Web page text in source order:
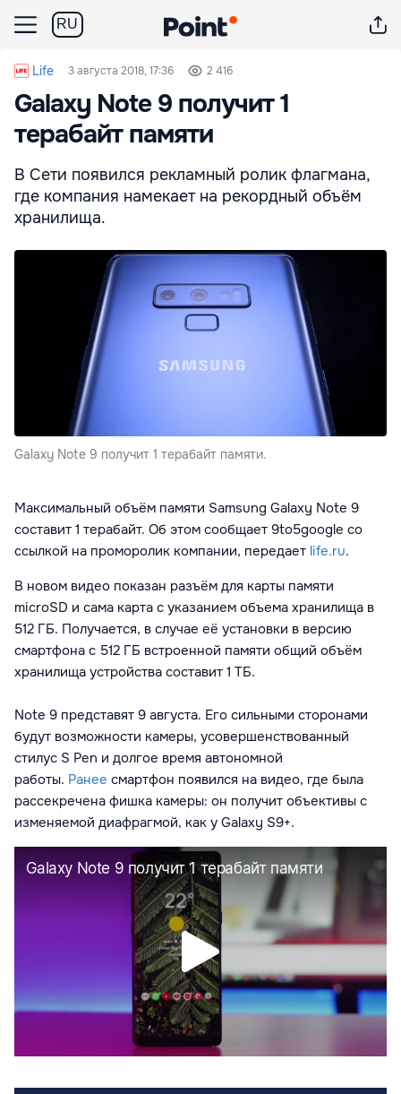
RU
Life 3 августа 2018, 17:36 2 416
Galaxy Note 9 получит 1
терабайт памяти
В Сети появился рекламный ролик флагмана,
где компания намекает на рекордный объём
хранилища.
Galaxy Note 9 получит 1 терабайт памяти.
Максимальный объём памяти Samsung Galaxy Note 9
составит 1 терабайт. Об этом сообщает 9to5google со
ссылкой на проморолик компании, передает life.ru.
В новом видео показан разъём для карты памяти
microSD и сама карта с указанием объема хранилища в
512 ГБ. Получается, в случае её установки в версию
смартфона с 512 ГБ встроенной памяти общий объём
хранилища устройства составит 1 ТБ.
Note 9 представят 9 августа. Его сильными сторонами
будут возможности камеры, усовершенствованный
стилус S Pen и долгое время автономной
работы. Ранее смартфон появился на видео, где была
рассекречена фишка камеры: он получит объективы с
изменяемой диафрагмой, как у Galaxy S9+.